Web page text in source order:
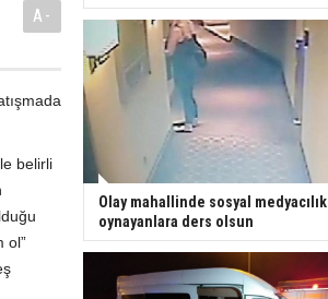
A-
belirli
ol”
Olay mahallinde sosyal medyacılık
oynayanlara ders olsun